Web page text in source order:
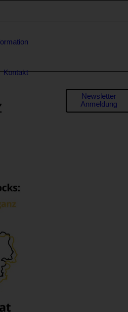
Kontakt
Newsletter
Anmeldung